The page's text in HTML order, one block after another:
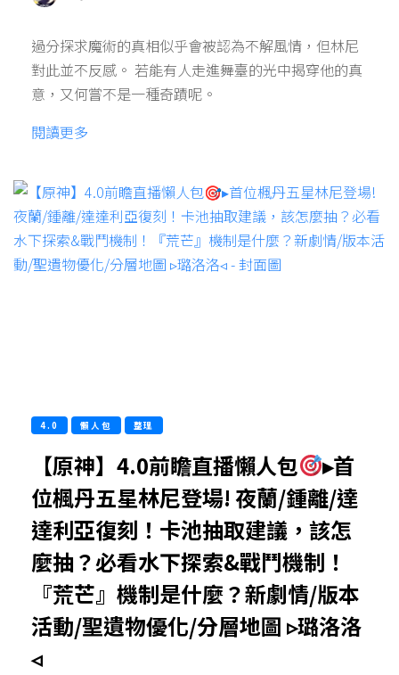
過分探求魔術的真相似乎會被認為不解風情，但林尼
對此並不反感。 若能有人走進舞臺的光中揭穿他的真
意，又何嘗不是一種奇蹟呢。
閱讀更多
4.0 懶人包 整理
【原神】4.0前瞻直播懶人包
▸首
位楓丹五星林尼登場! 夜蘭/鍾離/達
達利亞復刻！卡池抽取建議，該怎
麼抽？必看水下探索&戰鬥機制！
『荒芒』機制是什麼？新劇情/版本
活動/聖遺物優化/分層地圖 ▹璐洛洛
◃